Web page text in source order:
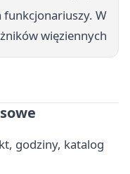
funkcjonariuszy. W
więziennych
godziny, katalog